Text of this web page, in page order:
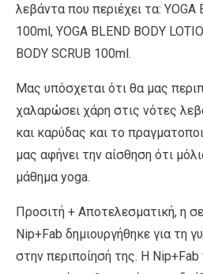
λεβάντα που περιέχει τα: YOGA
100ml, YOGA BLEND BODY
BODY SCRUB 100ml.
Μας υπόσχεται ότι θα μας
χαλαρώσει χάρη στις νότες
και καρύδας και το
μας αφήνει την αίσθηση ότι
μάθημα yoga.
Προσιτή + Αποτελεσματική, η
Nip+Fab δημιουργήθηκε για τη
στην περιποίησή της. Η